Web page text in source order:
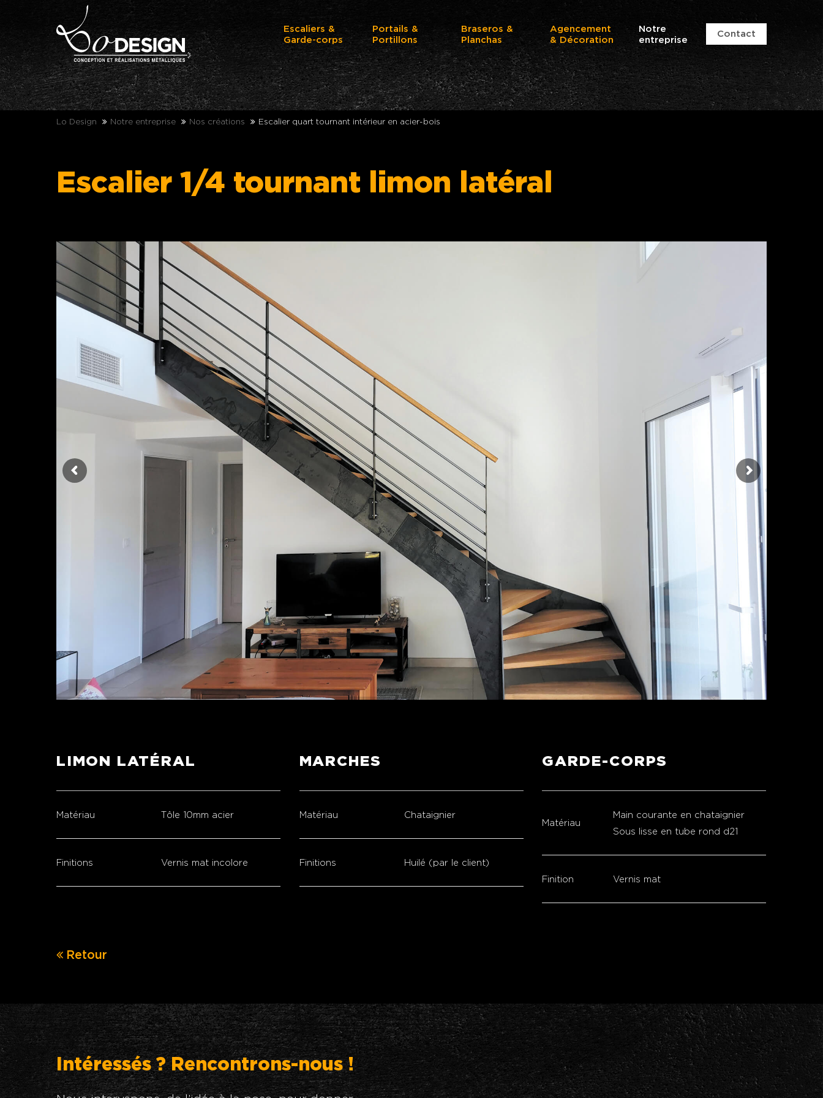
Contact
Escaliers &
Garde-corps
Portails &
Portillons
Braseros &
Planchas
Agencement
& Décoration
Notre
entreprise
Lo Design Notre entreprise Nos créations Escalier quart tournant intérieur en acier-bois
Escalier 1/4 tournant limon latéral
LIMON LATÉRAL
Matériau Tôle 10mm acier
Finitions Vernis mat incolore
MARCHES
Matériau Chataignier
Finitions Huilé (par le client)
GARDE-CORPS
Matériau
Main courante en chataignier
Sous lisse en tube rond d21
Finition Vernis mat
Retour
Intéressés ? Rencontrons-nous !